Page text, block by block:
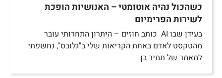
כשהכול נהיה אוטומטי – האנושיות הופכת
לשירות הפרימיום
בעידן שבו AI כותב חוזים – היתרון התחרותי עובר
מהטקסט לאדם באחת הקריאות שלי ב"גלובס", נחשפתי
למאמר של תמיר בן